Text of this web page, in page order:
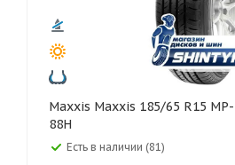
Maxxis Maxxis 185/65 R15 MP-10 PRAGMATRA
88H
Есть в наличии (81)